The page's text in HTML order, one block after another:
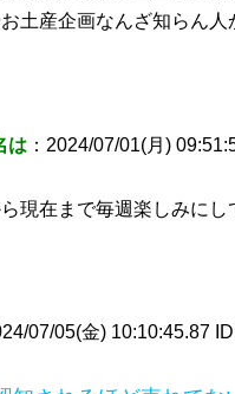
土産企画なんざ知らん
は ：2024/07/01(月)
現在まで毎週楽しみに
07/05(金) 10:10:45.87